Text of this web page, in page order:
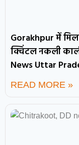
Gorakhpur में
क्विंटल नकली
News Uttar
READ MORE »